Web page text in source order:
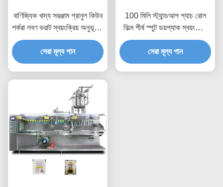
বাণিজ্যিক খাদ্য সরঞ্জাম গ্রানুল কিউব
শর্করা লবণ ভরাট স্বয়ংক্রিয় অনুভূমিক
বহুমুখী প্যাকেজিং মেশিন
সেরা মূল্য পান
100 মিলি স্ট্যান্ডআপ প্যাচ রোল
ফিল্ম শীর্ষ স্পুট ডয়প্যাক স্বয়ংক্রিয়
অনুভূমিক বহুমুখী প্যাকেজিং মেশিন
সেরা মূল্য পান